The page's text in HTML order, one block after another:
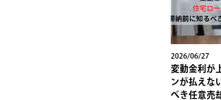
2026/06/27
変動金利が
ンが払えな
べき任意売